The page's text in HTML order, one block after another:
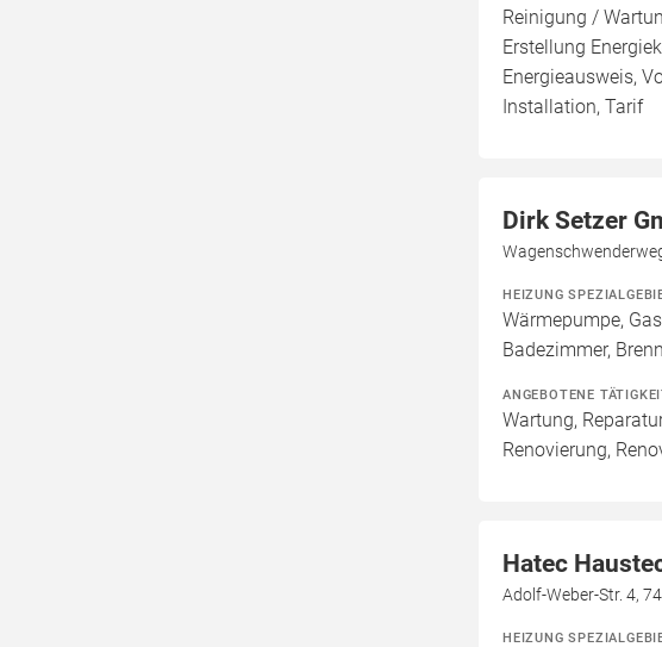
Reinigung /
Erstellung
Energieausweis,
Installation, Tarif
Dirk Setzer
HEIZUNG
Wärmepumpe,
Badezimmer,
ANGEBOTENE
Wartung,
Renovierung,
Hatec
Adolf-Weber-Str. 4,
HEIZUNG